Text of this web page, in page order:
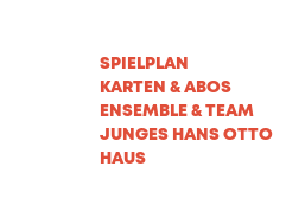
SPIELPLAN
KARTEN & ABOS
ENSEMBLE & TEAM
JUNGES HANS OTTO
HAUS